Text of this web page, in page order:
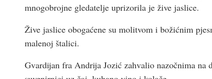
mnogobrojne gledatelje uprizorila je žive jaslice.
Žive jaslice obogaćene su molitvom i božićnim
malenoj štalici.
Gvardijan fra Andrija Jozić zahvalio nazočnima na